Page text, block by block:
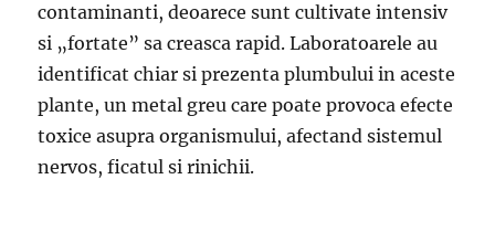
contaminanti, deoarece sunt cultivate intensiv
si „fortate” sa creasca rapid. Laboratoarele au
identificat chiar si prezenta plumbului in aceste
plante, un metal greu care poate provoca efecte
toxice asupra organismului, afectand sistemul
nervos, ficatul si rinichii.